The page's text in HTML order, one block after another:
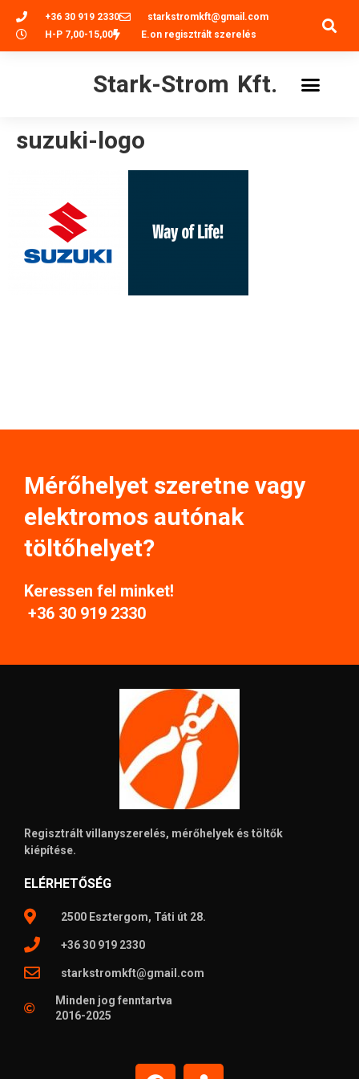
+36 30 919 2330
starkstromkft@gmail.com
H-P 7,00-15,00
E.on regisztrált szerelés
Stark-Strom Kft.
suzuki-logo
Mérőhelyet szeretne vagy
elektromos autónak
töltőhelyet?
Keressen fel minket!
+36 30 919 2330
Regisztrált villanyszerelés, mérőhelyek és töltők
kiépítése.
ELÉRHETŐSÉG
2500 Esztergom, Táti út 28.
+36 30 919 2330
starkstromkft@gmail.com
Minden jog fenntartva
2016-2025